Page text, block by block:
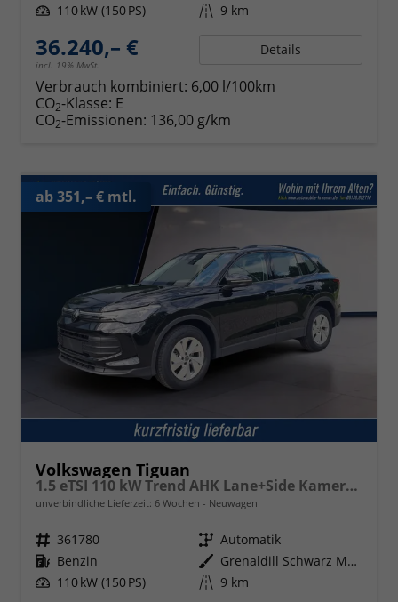
Leistung 110 kW (150 PS) Kilometerstand 9 km
36.240,– €
incl. 19% MwSt.
Details
Verbrauch kombiniert: 6,00 l/100km
CO2-Klasse: E
CO2-Emissionen: 136,00 g/km
ab 351,– € mtl.
Volkswagen Tiguan
1.5 eTSI 110 kW Trend AHK Lane+Side Kamera SHZ
unverbindliche Lieferzeit: 6 Wochen Neuwagen
Fahrzeugnr. 361780 Getriebe Automatik
Kraftstoff Benzin Außenfarbe
Grenaldill Schwarz Metallic
Leistung 110 kW (150 PS) Kilometerstand 9 km